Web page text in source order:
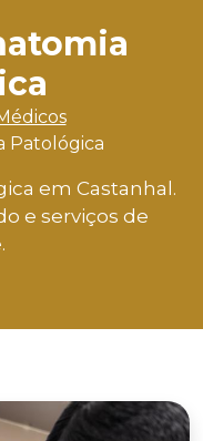
Patológica
em Castanhal.
e serviços de